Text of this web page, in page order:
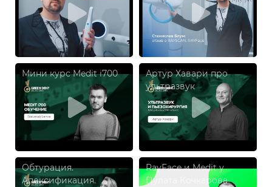
Мини курс Medit i700
Артур Хавари про
ультразвук
Обтурация.
Апексификация.
RayFace и Medit у
Пулата Кочкарова